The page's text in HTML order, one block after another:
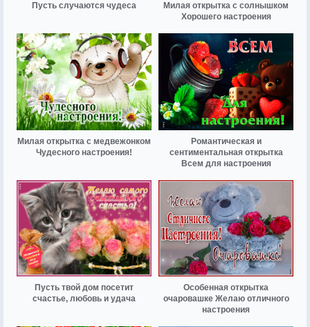
Пусть случаются чудеса
Милая открытка с солнышком
Хорошего настроения
Милая открытка с медвежонком
Чудесного настроения!
Романтическая и
сентиментальная открытка
Всем для настроения
Пусть твой дом посетит
счастье, любовь и удача
Особенная открытка
очаровашке Желаю отличного
настроения